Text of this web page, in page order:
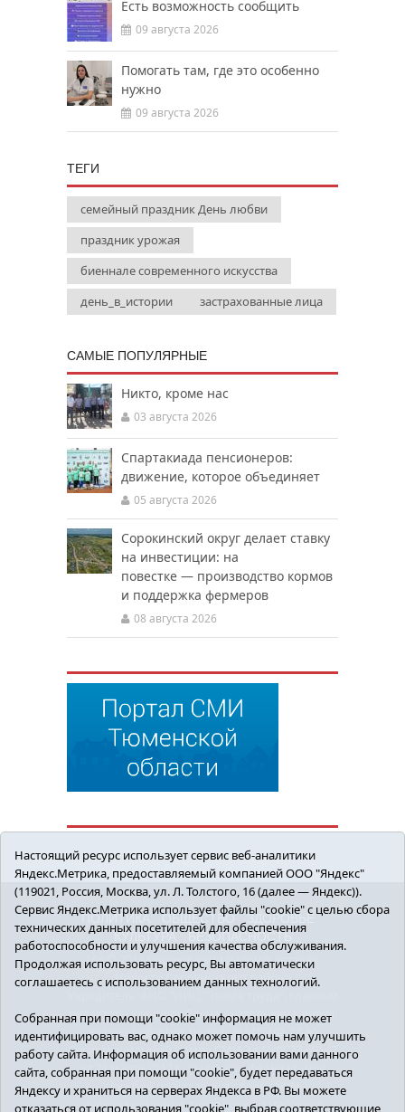
Есть возможность сообщить
09 августа 2026
Помогать там, где это особенно
нужно
09 августа 2026
ТЕГИ
семейный праздник День любви
праздник урожая
биеннале современного искусства
день_в_истории
застрахованные лица
САМЫЕ ПОПУЛЯРНЫЕ
Никто, кроме нас
03 августа 2026
Спартакиада пенсионеров:
движение, которое объединяет
05 августа 2026
Сорокинский округ делает ставку
на инвестиции: на
повестке — производство кормов
и поддержка фермеров
08 августа 2026
ПОЛИТИКА ОБЩЕСТВО
ЗДОРОВЬЕ
КУЛЬТУРА
БЕЗОПАСНОСТЬ
16+ © 2018 Сорокинский район в деталях.
Новости Сорокинского района
редактор - Королюк Елена Анатольевна, e-mail:
znamenka@inbox.ru, тел.: 8(34550)2-27-30
Регистрационный номер СМИ Эл №ФС77-69142
от 24 марта 2017 г., выданное Федеральной
службой по надзору в сфере связи,
информационных технологий и массовых
Настоящий ресурс использует сервис веб-аналитики
Яндекс.Метрика, предоставляемый компанией ООО "Яндекс"
(119021, Россия, Москва, ул. Л. Толстого, 16 (далее — Яндекс)).
Сервис Яндекс.Метрика использует файлы "cookie" с целью сбора
технических данных посетителей для обеспечения
работоспособности и улучшения качества обслуживания.
Продолжая использовать ресурс, Вы автоматически
соглашаетесь с использованием данных технологий.
Собранная при помощи "cookie" информация не может
идентифицировать вас, однако может помочь нам улучшить
работу сайта. Информация об использовании вами данного
сайта, собранная при помощи "cookie", будет передаваться
Яндексу и храниться на серверах Яндекса в РФ. Вы можете
отказаться от использования "cookie", выбрав соответствующие